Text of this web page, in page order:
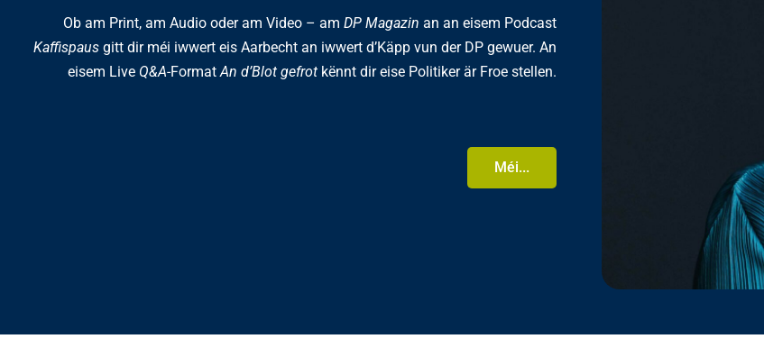
Ob am Print, am Audio oder am Video – amDP Magazin an an eisem Podcast
Kaffispaus gitt dir méi iwwert eis Aarbecht an iwwert d’Käpp vun der DP gewuer. An
eisem Live Q&A-FormatAn d’Blot gefrot kënnt dir eise Politiker är Froe stellen.
Méi...